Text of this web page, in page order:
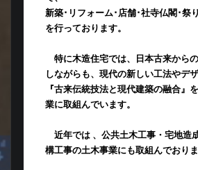
新築･リフォーム･店舗･社寺仏閣･祭
を行っております。
特に木造住宅では、日本古来から
しながらも、現代の新しい工法やデ
『古来伝統技法と現代建築の融合』
業に取組んでいます。
近年では 、公共土木工事・宅地造
構工事の土木事業にも取組んでおりま